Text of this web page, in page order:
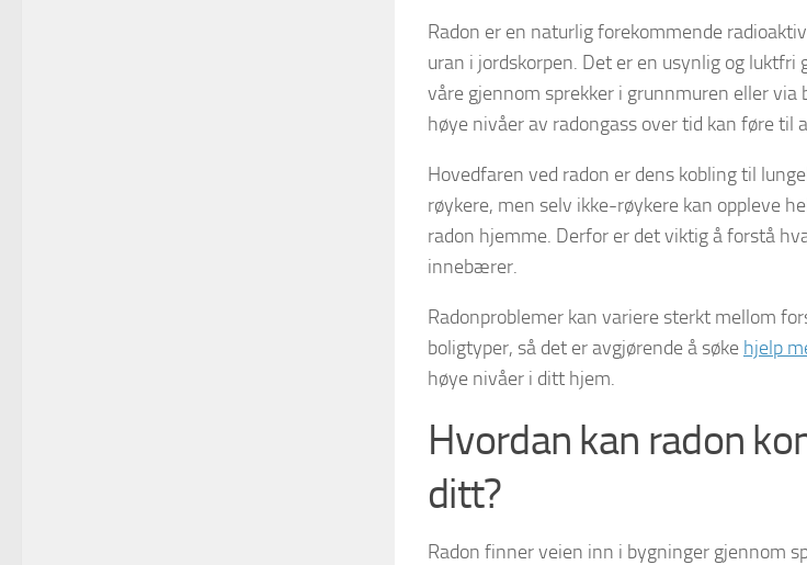
Radon er en naturlig forekommende
uran i jordskorpen. Det er en usynlig og
våre gjennom sprekker i grunnmuren eller
høye nivåer av radongass over tid kan føre til
Hovedfaren ved radon er dens kobling til
røykere, men selv ikke-røykere kan oppleve
radon hjemme. Derfor er det viktig å forstå
innebærer.
Radonproblemer kan variere sterkt mellom
boligtyper, så det er avgjørende å søke hjelp
høye nivåer i ditt hjem.
Hvordan kan radon
ditt?
Radon finner veien inn i bygninger gjennom